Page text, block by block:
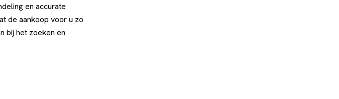
en accurate
de aankoop voor u zo
bij het zoeken en